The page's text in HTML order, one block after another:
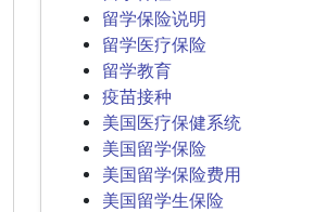
留学保险说明
留学医疗保险
留学教育
疫苗接种
美国医疗保健系统
美国留学保险
美国留学保险费用
美国留学生保险